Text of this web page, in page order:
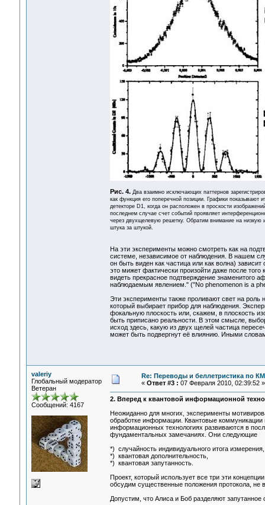
Рис. 4. Два взаимно исключающих паттернов
как функция его поперечной позиции. Графики показывают
детекторе D1, когда он расположен в проскости
последнем случае счет событий проявляет
через двухщелевую решетку. Обратим внимание на низкую
штука за штукой.
На эти эксперименты можно смотреть как на
системе, независимое от наблюдения. В нашем
он быть виден как частица или как волна)
это мижет фактически произойти даже после
видеть прекрасное подтверждение знаменитого
наблюдаемым явлением." ("No phenomenon is a
Эти эксперименты также проливают свет на
который выбирает прибор для наблюдения.
фокальную плоскость или, скажем, в плоскость
быть приписано реальности. В этом смысле,
исход здесь, какую из двух щелей частица
может быть подвергнут её влиянию. Иными
valeriy
Глобальный модератор
Ветеран
Сообщений: 4167
Re: Переводы и беллетристика по КМ
« Ответ #3 : 07 Февраля 2010, 02:39:52 »
2. Вперед к квантовой информационной
Неожиданно для многих, эксперименты
обработке информации. Квантовые
информационных технологиях развиваются в
фундаментальных замечаниях. Они следующие
*) случайность индивидуального итога измерения,
*) квантовая дополнительность,
*) квантовая запутанность.
Проект, который использует все три эти
обсудим существенные положения протокола, не
Допустим, что Алиса и Боб разделяют запутанное